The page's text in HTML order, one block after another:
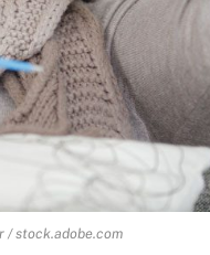
/ stock.adobe.com